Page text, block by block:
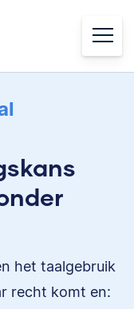
het taalgebruik
recht komt en: